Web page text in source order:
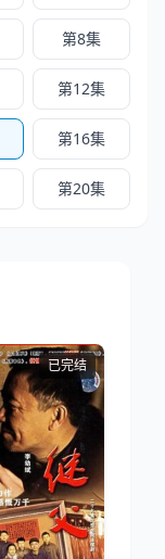
第8集
第12集
第16集
第20集
已完结